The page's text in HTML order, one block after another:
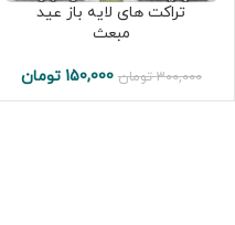
تراکت های لایه باز عید
مبعث
300,000 تومان 150,000 تومان